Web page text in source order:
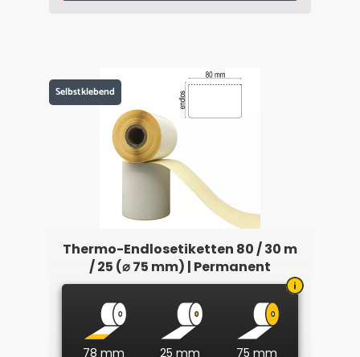
Selbstklebend
Thermo-Endlosetiketten 80 / 30 m
/ 25 (⌀ 75 mm) | Permanent
78 mm 25 mm 75 mm